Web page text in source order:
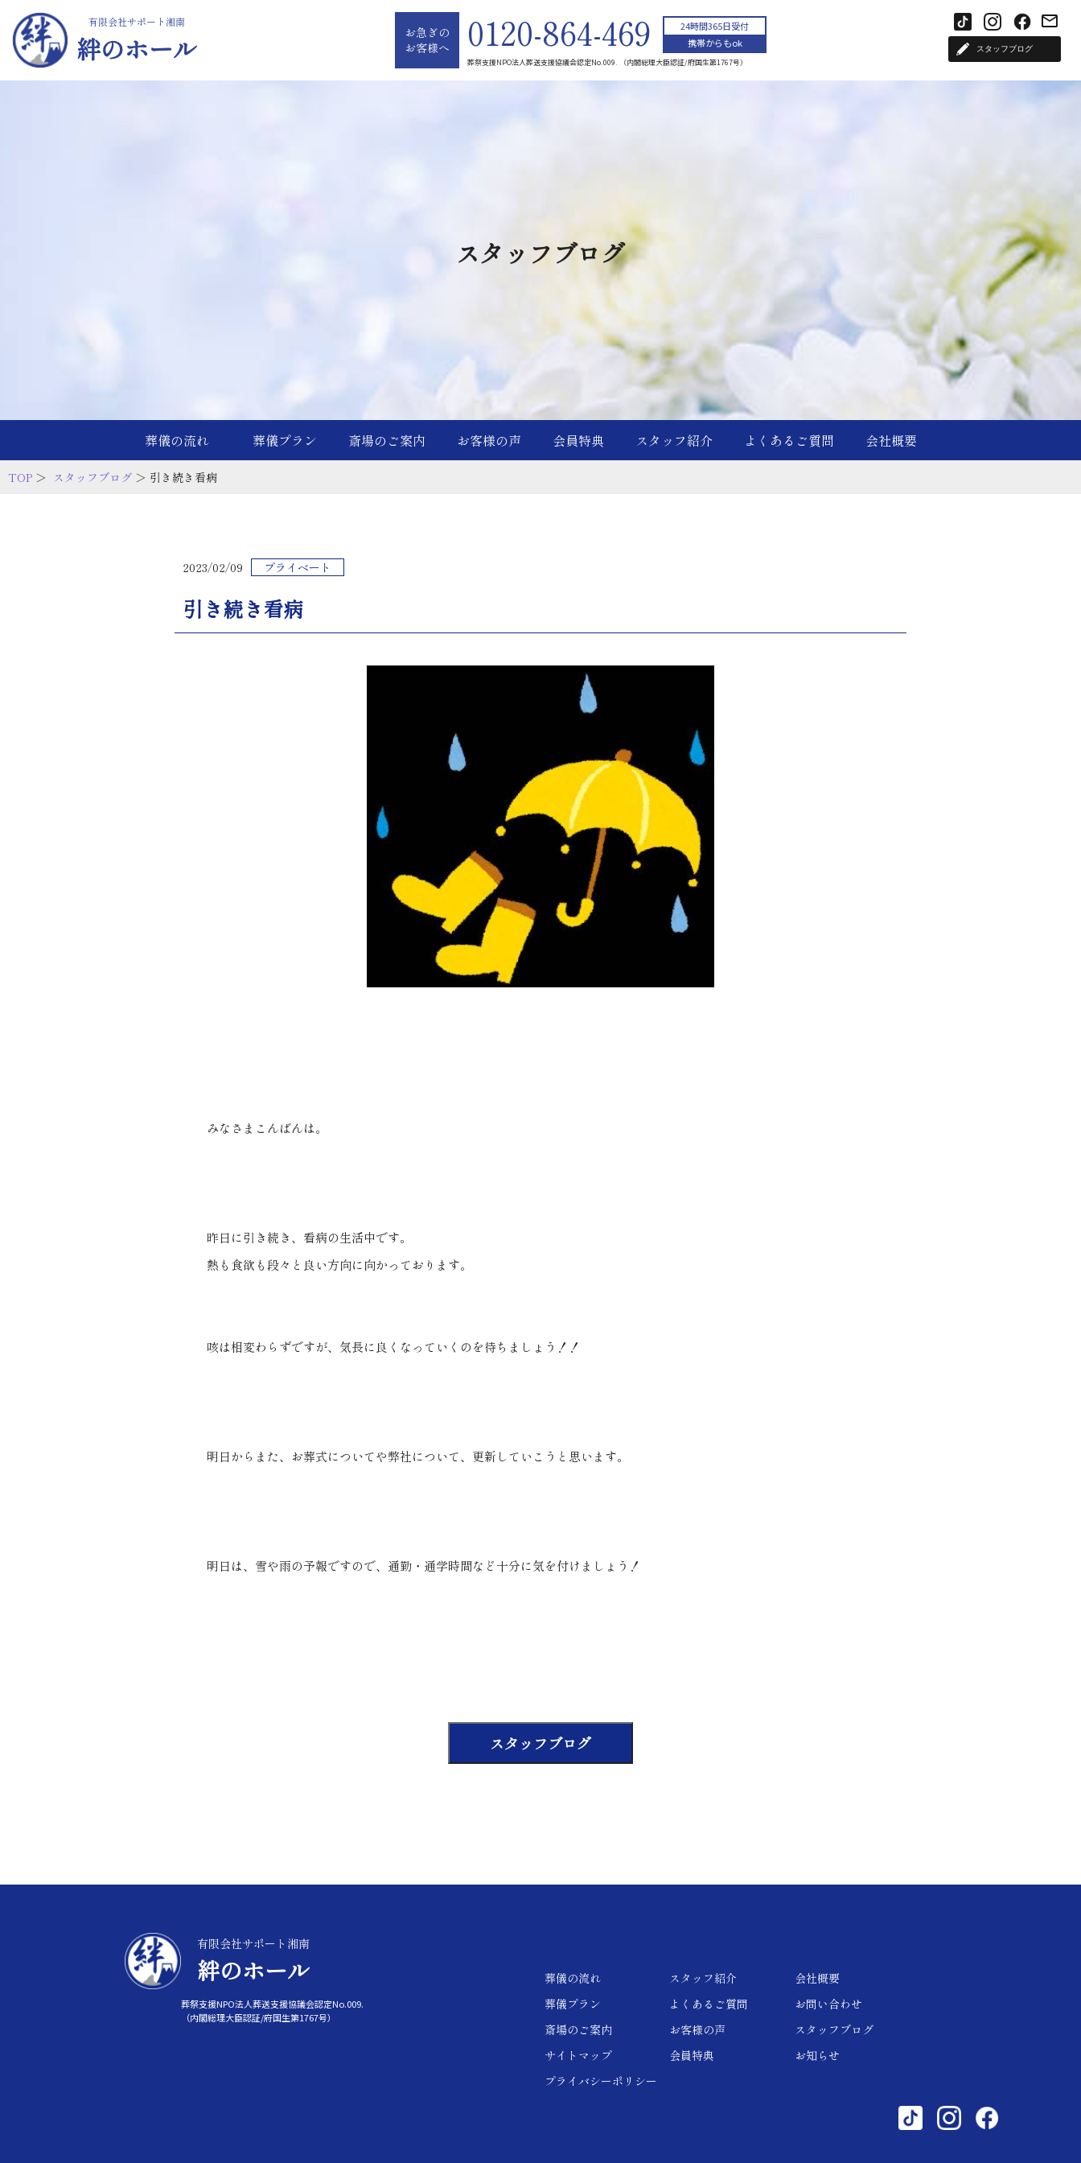
有限会社サポート湘南
絆のホール
お急ぎの
お客様へ
0120-864-469
24時間365日受付
携帯からもok
葬祭支援NPO法人葬送支援協議会認定No.009. （内閣総理大臣認証/府国生第1767号）
スタッフブログ
スタッフブログ
葬儀の流れ 葬儀プラン 斎場のご案内 お客様の声 会員特典 スタッフ紹介 よくあるご質問 会社概要
TOP ＞ スタッフブログ ＞ 引き続き看病
2023/02/09 プライベート
引き続き看病
みなさまこんばんは。
昨日に引き続き、看病の生活中です。
熱も食欲も段々と良い方向に向かっております。
咳は相変わらずですが、気長に良くなっていくのを待ちましょう！！
明日からまた、お葬式についてや弊社について、更新していこうと思います。
明日は、雪や雨の予報ですので、通勤・通学時間など十分に気を付けましょう！
スタッフブログ
有限会社サポート湘南
絆のホール
葬祭支援NPO法人葬送支援協議会認定No.009.
（内閣総理大臣認証/府国生第1767号）
葬儀の流れ スタッフ紹介
会社概要
葬儀プラン
よくあるご質問
お問い合わせ
斎場のご案内
お客様の声
スタッフブログ
サイトマップ
会員特典
お知らせ
プライバシーポリシー